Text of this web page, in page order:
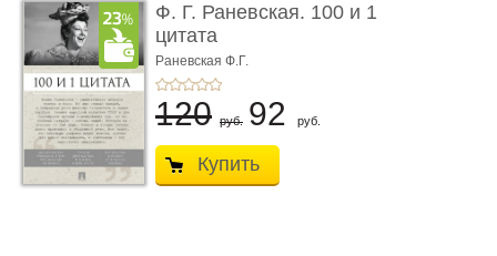
Ф. Г. Раневская. 100 и 1
цитата
Раневская Ф.Г.
120 руб. 92 руб.
Купить